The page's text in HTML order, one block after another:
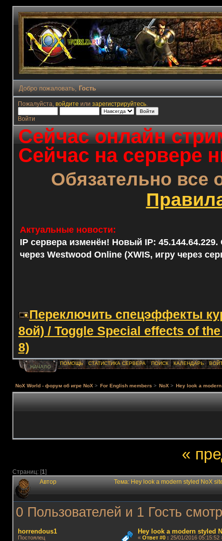
Добро пожаловать, Гость
Пожалуйста, войдите или зарегистрируйтесь.
Войти
Сейчас онлайн
Сейчас на сервере
Обязательно все
Актуальные новости:
IP сервера изменён! Новый IP: 45.144.64.229.
через Westwood Online (XWIS, игру через
Переключить спецэффекты
8ой) / Toggle Special effects of
8)
НАЧАЛО
ПОМОЩЬ СТАТИСТИКА СЕРВЕРА ПОИСК КАЛЕНДАРЬ
NoX World - форум об игре NoX > For English members > NoX > Hey look a
«
Страниц: [1]
Автор Тема: Hey look a modern styled NoX
0 Пользователей и 1 Гость
horrendous1
Постоялец
Hey look a modern styled
« Ответ #0: 25/01/2016 05:15:52